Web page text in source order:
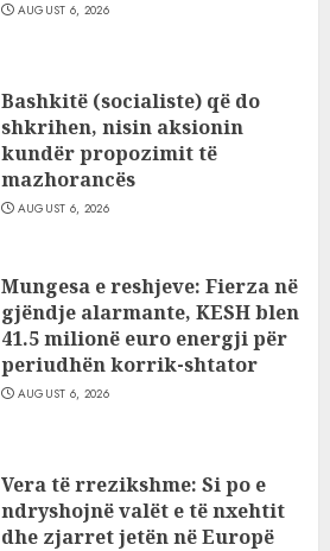
AUGUST 6, 2026
Bashkitë (socialiste) që do
shkrihen, nisin aksionin
kundër propozimit të
mazhorancës
AUGUST 6, 2026
Mungesa e reshjeve: Fierza në
gjëndje alarmante, KESH blen
41.5 milionë euro energji për
periudhën korrik-shtator
AUGUST 6, 2026
Vera të rrezikshme: Si po e
ndryshojnë valët e të nxehtit
dhe zjarret jetën në Europë